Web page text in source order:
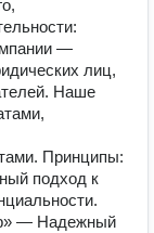
—
лиц,
Наше
Принципы:
подход к
— Надежный